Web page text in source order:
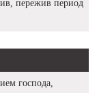
пережив период
господа,